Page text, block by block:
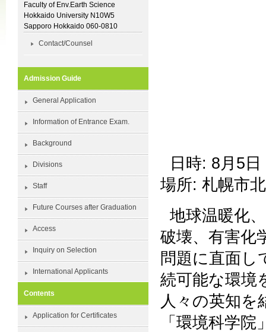
日時: 8月5
場所: 札幌市
地球温暖化
破壊、有害化
問題に直面し
続可能な環境
人々の英知を
「環境科学
Faculty of Env.Earth Science
Hokkaido University N10W5
Sapporo Hokkaido 060-0810
Contact/Counsel
Admission Guide
General Application
Information of Entrance Exam.
Background
Divisions
Staff
Future Courses after Graduation
Access
Inquiry on Selection
International Applicants
Contents
Application for Certificates